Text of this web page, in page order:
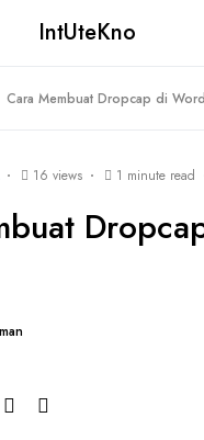
IntUteKno
Cara Membuat Dropcap di Word
16 views 1 minute read